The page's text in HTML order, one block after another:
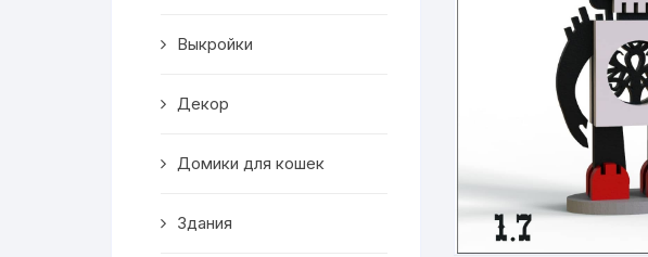
Рамки для фото
Светильники
Выкройки
Декор
Домики для кошек
Здания